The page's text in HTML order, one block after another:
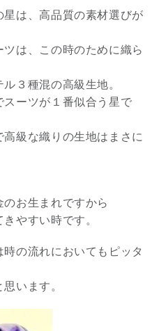
は、高品質の素材選びが
は、この時のために織ら
３種混の高級生地。
ーツが１番似合う星で
級な織りの生地はまさに
お生まれですから
やすい時です。
の流れにおいてもピッタ
います。